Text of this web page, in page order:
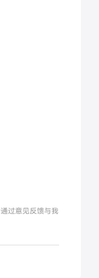
过意见反馈与我